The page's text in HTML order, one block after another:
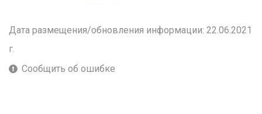
Дата размещения/обновления информации: 22.06.2021
г.
Сообщить об ошибке